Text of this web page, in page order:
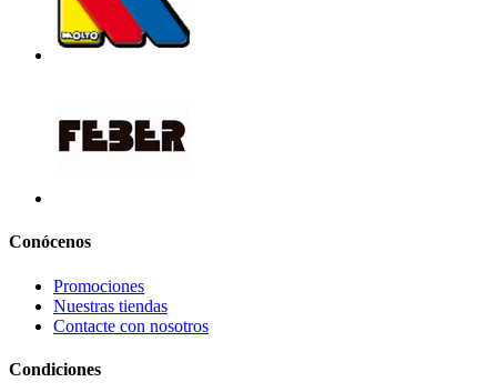
Conócenos
Promociones
Nuestras tiendas
Contacte con nosotros
Condiciones